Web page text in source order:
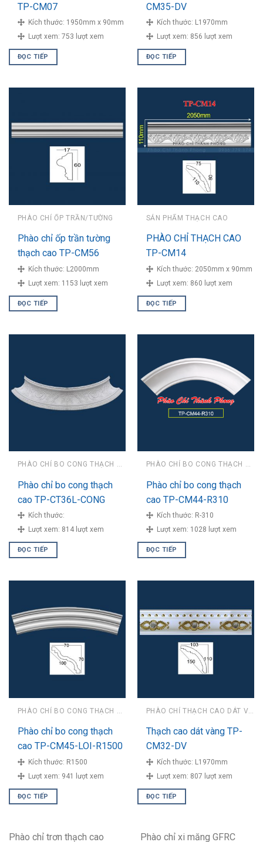
TP-CM07
Kích thước: 1950mm x 90mm
Lượt xem: 753 lượt xem
ĐỌC TIẾP
CM35-DV
Kích thước: L1970mm
Lượt xem: 856 lượt xem
ĐỌC TIẾP
PHÀO CHỈ ỐP TRẦN/TƯỜNG
Phào chỉ ốp trần tường
thạch cao TP-CM56
Kích thước: L2000mm
Lượt xem: 1153 lượt xem
ĐỌC TIẾP
SẢN PHẨM THẠCH CAO
PHÀO CHỈ THẠCH CAO
TP-CM14
Kích thước: 2050mm x 90mm
Lượt xem: 860 lượt xem
ĐỌC TIẾP
PHÀO CHỈ BO CONG THẠCH CAO
Phào chỉ bo cong thạch
cao TP-CT36L-CONG
Kích thước:
Lượt xem: 814 lượt xem
ĐỌC TIẾP
PHÀO CHỈ BO CONG THẠCH CAO
Phào chỉ bo cong thạch
cao TP-CM44-R310
Kích thước: R-310
Lượt xem: 1028 lượt xem
ĐỌC TIẾP
Phào chỉ bo cong thạch
cao TP-CM45-LOI-R1500
Kích thước: R1500
Lượt xem: 941 lượt xem
ĐỌC TIẾP
Thạch cao dát vàng TP-
CM32-DV
Kích thước: L1970mm
Lượt xem: 807 lượt xem
ĐỌC TIẾP
Phào chỉ trơn thạch cao Phào chỉ xi măng GFRC